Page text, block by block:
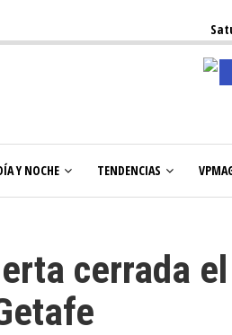
Y NOCHE TENDENCIAS
cerrada